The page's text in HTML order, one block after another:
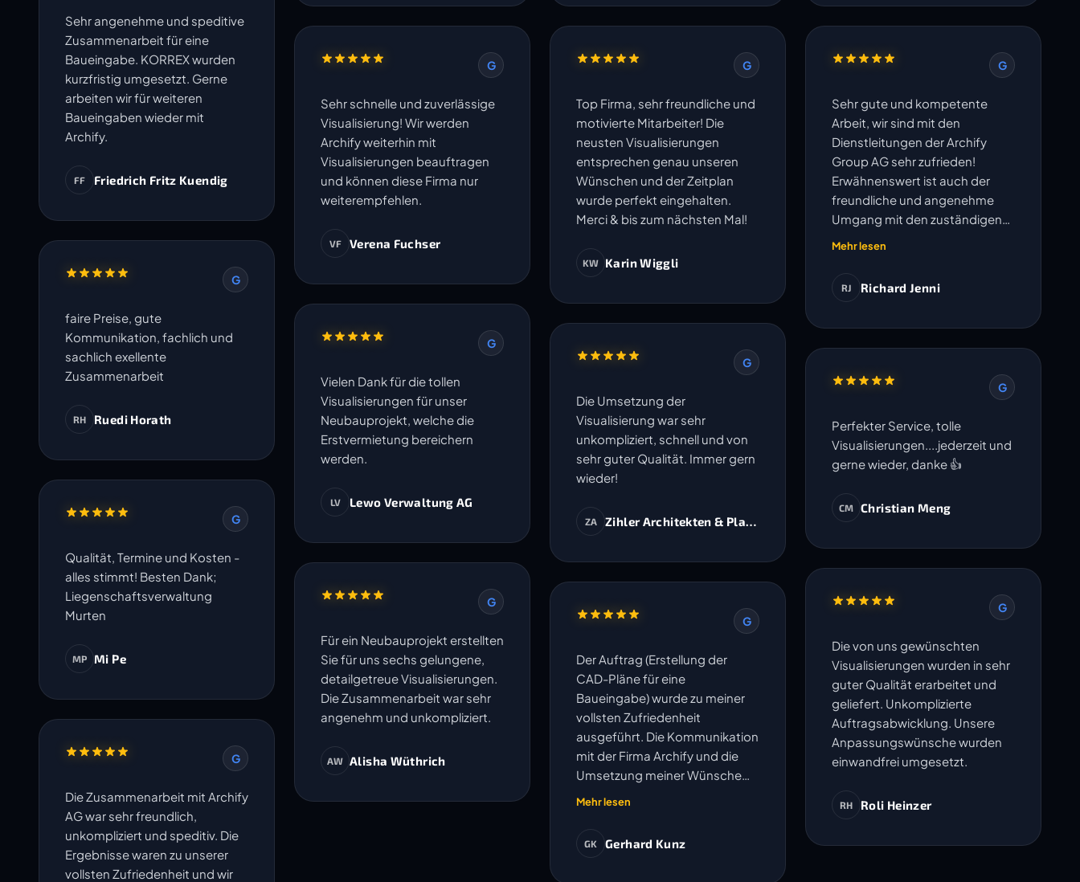
Sehr angenehme und speditive
Zusammenarbeit für eine
Baueingabe. KORREX wurden
kurzfristig umgesetzt. Gerne
arbeiten wir für weiteren
Baueingaben wieder mit
Archify.
FF Friedrich Fritz Kuendig
G
faire Preise, gute
Kommunikation, fachlich und
sachlich exellente
Zusammenarbeit
RH Ruedi Horath
G
Qualität, Termine und Kosten -
alles stimmt! Besten Dank;
Liegenschaftsverwaltung
Murten
MP Mi Pe
G
Die Zusammenarbeit mit Archify
AG war sehr freundlich,
unkompliziert und speditiv. Die
Ergebnisse waren zu unserer
vollsten Zufriedenheit und wir
G
Sehr schnelle und zuverlässige
Visualisierung! Wir werden
Archify weiterhin mit
Visualisierungen beauftragen
und können diese Firma nur
weiterempfehlen.
VF Verena Fuchser
G
Vielen Dank für die tollen
Visualisierungen für unser
Neubauprojekt, welche die
Erstvermietung bereichern
werden.
LV Lewo Verwaltung AG
G
Für ein Neubauprojekt erstellten
Sie für uns sechs gelungene,
detailgetreue Visualisierungen.
Die Zusammenarbeit war sehr
angenehm und unkompliziert.
AW Alisha Wüthrich
G
Top Firma, sehr freundliche und
motivierte Mitarbeiter! Die
neusten Visualisierungen
entsprechen genau unseren
Wünschen und der Zeitplan
wurde perfekt eingehalten.
Merci & bis zum nächsten Mal!
KW Karin Wiggli
G
Die Umsetzung der
Visualisierung war sehr
unkompliziert, schnell und von
sehr guter Qualität. Immer gern
wieder!
ZA Zihler Architekten & Planer AG
G
Der Auftrag (Erstellung der
CAD-Pläne für eine
Baueingabe) wurde zu meiner
vollsten Zufriedenheit
ausgeführt. Die Kommunikation
mit der Firma Archify und die
Umsetzung meiner Wünsche
oder Anpassungen wurden
vorbehaltlos empfehlen. - Sie
Mehr lesen
GK Gerhard Kunz
umgehend bearbeitet. Die
vereinbarten Termine werden
die Zusammenarbeit in weiteren
Projekten.
G
Sehr gute und kompetente
Arbeit, wir sind mit den
Dienstleitungen der Archify
Group AG sehr zufrieden!
Erwähnenswert ist auch der
freundliche und angenehme
Umgang mit den zuständigen
Mitarbeitern.
Mehr lesen
RJ Richard Jenni
G
Perfekter Service, tolle
Visualisierungen....jederzeit und
gerne wieder, danke 👍
CM Christian Meng
G
Die von uns gewünschten
Visualisierungen wurden in sehr
guter Qualität erarbeitet und
geliefert. Unkomplizierte
Auftragsabwicklung. Unsere
Anpassungswünsche wurden
einwandfrei umgesetzt.
RH Roli Heinzer